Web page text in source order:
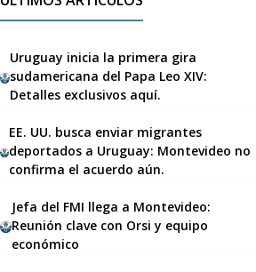
Uruguay inicia la primera gira
sudamericana del Papa Leo XIV:
Detalles exclusivos aquí.
EE. UU. busca enviar migrantes
deportados a Uruguay: Montevideo no
confirma el acuerdo aún.
Jefa del FMI llega a Montevideo:
Reunión clave con Orsi y equipo
económico